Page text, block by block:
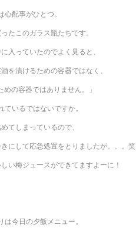
心配事がひとつ。
たこのガラス瓶たちです。
入っていたのでよく見ると、
を漬けるための容器ではなく、
めの容器ではありません。」
ているではないですか。
てしまっているので、
にして応急処置をとりましたが。。。笑
い梅ジュースができてますよーに！
は今日の夕飯メニュー。